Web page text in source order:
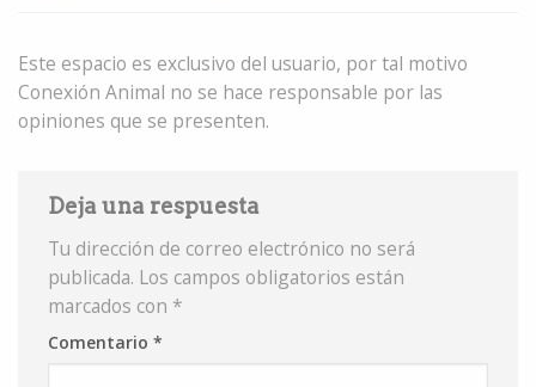
Este espacio es exclusivo del usuario, por tal motivo
Conexión Animal no se hace responsable por las
opiniones que se presenten.
Deja una respuesta
Tu dirección de correo electrónico no será
publicada. Los campos obligatorios están
marcados con *
Comentario *